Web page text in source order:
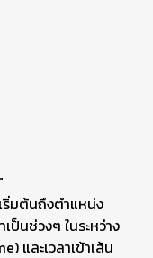
ริ่มต้นถึงตำแหน่ง
ป็นช่วงๆ ในระหว่าง
และเวลาเข้าเส้น